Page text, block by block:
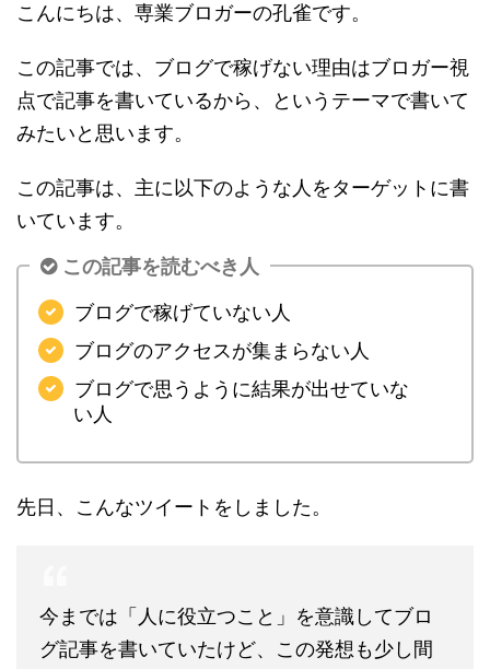
こんにちは、専業ブロガーの孔雀です。
この記事では、ブログで稼げない理由はブロガー視
点で記事を書いているから、というテーマで書いて
みたいと思います。
この記事は、主に以下のような人をターゲットに書
いています。
この記事を読むべき人
ブログで稼げていない人
ブログのアクセスが集まらない人
ブログで思うように結果が出せていな
い人
先日、こんなツイートをしました。
今までは「人に役立つこと」を意識してブロ
グ記事を書いていたけど、この発想も少し間